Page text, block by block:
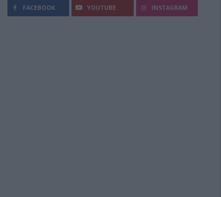
FACEBOOK YOUTUBE INSTAGRAM